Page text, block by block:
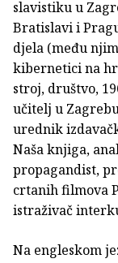
slavistiku u
Bratislavi i
djela (među
kibernetici na
stroj, društvo,
učitelj u
urednik
Naša knjiga,
propagandist,
crtanih filmova
istraživač
Na engleskom